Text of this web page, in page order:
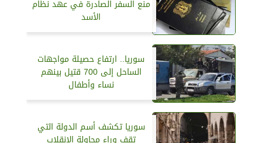
منع السفر الصادرة في عهد نظام
الأسد
سوريا.. ارتفاع حصيلة مواجهات
الساحل إلى 700 قتيل بينهم
نساء وأطفال
سوريا تكشف أسم الدولة التي
تقف وراء محاولة الانقلاب